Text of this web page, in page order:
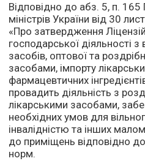
Відповідно до абз. 5, п. 165
міністрів України від 30
«Про затвердження
господарської діяльності
засобів, оптової та
засобами, імпорту
фармацевтичних
провадить діяльність з
лікарськими засобами,
необхідних умов для
інвалідністю та інших
до приміщень відповідно
норм.